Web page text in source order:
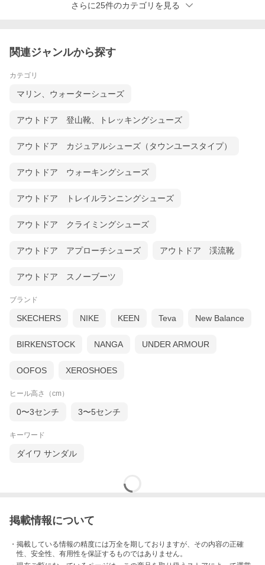
さらに25件のカテゴリを見る
関連ジャンルから探す
カテゴリ
マリン、ウォーターシューズ
アウトドア 登山靴、トレッキングシューズ
アウトドア カジュアルシューズ（タウンユースタイプ）
アウトドア ウォーキングシューズ
アウトドア トレイルランニングシューズ
アウトドア クライミングシューズ
アウトドア アプローチシューズ アウトドア 渓流靴
アウトドア スノーブーツ
ブランド
SKECHERS NIKE KEEN Teva New Balance
BIRKENSTOCK NANGA UNDER ARMOUR
OOFOS XEROSHOES
ヒール高さ（cm）
0〜3センチ 3〜5センチ
キーワード
ダイワ サンダル
掲載情報について
・掲載している情報の精度には万全を期しておりますが、その内容の正確
性、安全性、有用性を保証するものではありません。